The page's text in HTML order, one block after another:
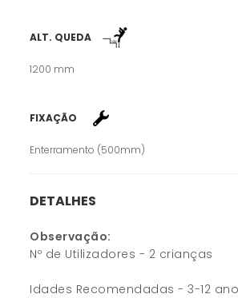
ALT. QUEDA
1200 mm
FIXAÇÃO
Enterramento (500mm)
DETALHES
Observação:
Nº de Utilizadores - 2 crianças
Idades Recomendadas - 3-12